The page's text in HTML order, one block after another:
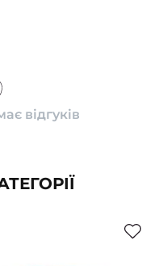
відгуків